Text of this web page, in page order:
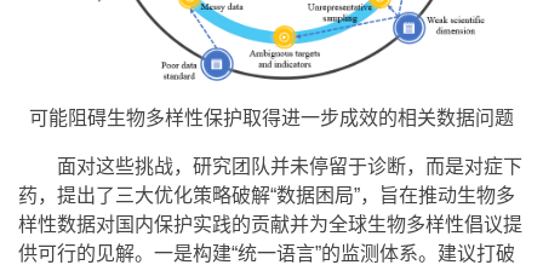
可能阻碍生物多样性保护取得进一步成效的相关数据问题
面对这些挑战，研究团队并未停留于诊断，而是对症下
药，提出了三大优化策略破解“数据困局”，旨在推动生物多
样性数据对国内保护实践的贡献并为全球生物多样性倡议提
供可行的见解。一是构建“统一语言”的监测体系。建议打破